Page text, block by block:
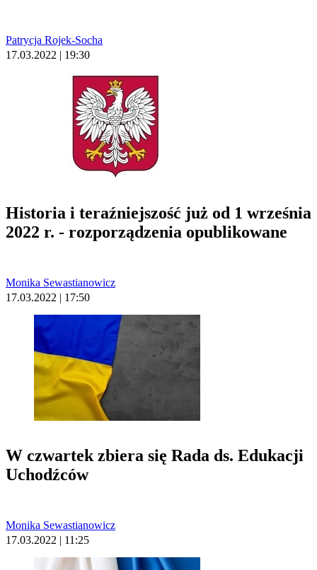
Patrycja Rojek-Socha
17.03.2022 | 19:30
Historia i teraźniejszość już od 1 września
2022 r. - rozporządzenia opublikowane
Monika Sewastianowicz
17.03.2022 | 17:50
W czwartek zbiera się Rada ds. Edukacji
Uchodźców
Monika Sewastianowicz
17.03.2022 | 11:25